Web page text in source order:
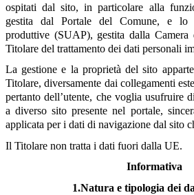
ospitati dal sito, in particolare alla
gestita dal Portale del Comune, e lo
produttive (SUAP), gestita dalla Camera
Titolare del trattamento dei dati personali
La gestione e la proprietà del sito
Titolare, diversamente dai collegamenti
pertanto dell’utente, che voglia usufruire
a diverso sito presente nel portale,
applicata per i dati di navigazione dal sito
Il Titolare non tratta i dati fuori dalla UE.
Informativa
1.Natura e tipologia dei